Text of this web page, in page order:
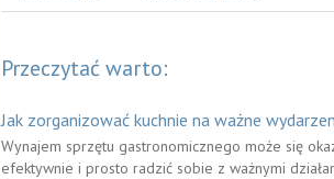
Przeczytać warto:
Jak zorganizować kuchnie na ważne
Wynajem sprzętu gastronomicznego może się
efektywnie i prosto radzić sobie z ważnymi